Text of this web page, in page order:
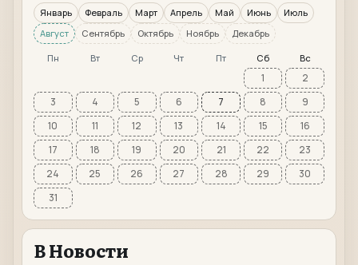
Январь Февраль Март Апрель Май Июнь
Июль
Август
Сентябрь Октябрь Ноябрь Декабрь
Пн Вт Ср Чт Пт Сб Вс
1
2
3
4 5 6 7 8
9
10
11 12 13 14 15
16
17
18 19 20 21 22
23
24
25 26 27 28 29
30
31
В Новости